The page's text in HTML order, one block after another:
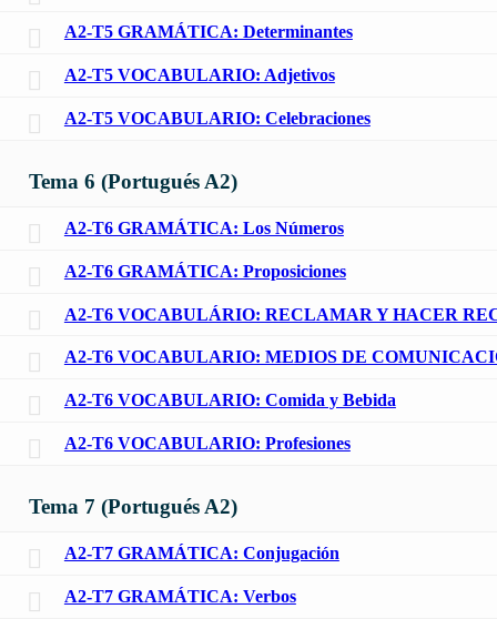
A2-T5 GRAMÁTICA: Determinantes
A2-T5 VOCABULARIO: Adjetivos
A2-T5 VOCABULARIO: Celebraciones
Tema 6 (Portugués A2)
A2-T6 GRAMÁTICA: Los Números
A2-T6 GRAMÁTICA: Proposiciones
A2-T6 VOCABULÁRIO: RECLAMAR Y HACER
A2-T6 VOCABULARIO: MEDIOS DE
A2-T6 VOCABULARIO: Comida y Bebida
A2-T6 VOCABULARIO: Profesiones
Tema 7 (Portugués A2)
A2-T7 GRAMÁTICA: Conjugación
A2-T7 GRAMÁTICA: Verbos